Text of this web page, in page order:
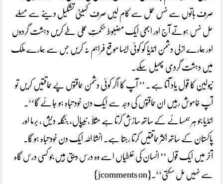
صرف باتوں سے نہں عمل سے کام لیں صرف کمیٹی تشکیل دینے سے مسلے
حل نہں ہوتے آج اور ابھی ایک مضبوط حکمتِ عملی طے کریں دہشت گردوں
اور ہمارے ازلی دشمن انڈیا کو کوئی ایسا موقع فراہم نہ کریں جس سے ہمارے ملک
میں دہشت گردی پھیل سکے۔
نپولین کا قول یاد آتا ہے ۔ ’’ آپ کا اگر کوئی دشمن حماقتوں پے حماقتیں کریں تو
آپ خاموش رہیں ان حماقتوں کی وجہ سے ایک دن خود تباہ ہو جائے گا‘‘۔
انڈیا جو ہر ہمسائے کے ساتھ سازش کرتا ہے مثلاََ ، نیپال، بنگلہ دیش ، برما اور
پاکستان کے ساتھ اکثر حماقتیں کرتا رہتا ہے۔ انشا اللہ ایک دن خود تباہ ہو گا۔
آخر میں ایک قول ’’ انسان کی ٖغلطیاں اسے وہ درس دیتی ہیں جو کسی درس گاہ
سے نہیں مل سکتی‘‘۔{jcomments on}